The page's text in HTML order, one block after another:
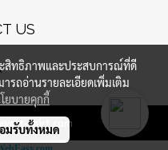
US
shirt.com
ะสิทธิภาพและประสบการณ์ที่ดี
รถอ่านรายละเอียดเพิ่มเติม
ยบายคุกกี้
มรับทั้งหมด